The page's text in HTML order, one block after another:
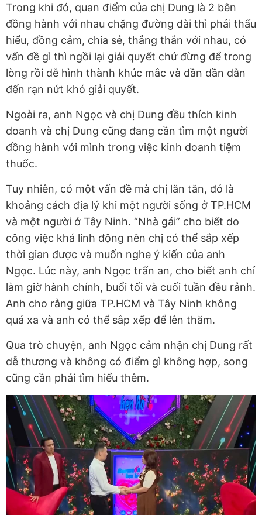
Trong khi đó, quan điểm của chị Dung là 2 bên
đồng hành với nhau chặng đường dài thì phải thấu
hiểu, đồng cảm, chia sẻ, thẳng thắn với nhau, có
vấn đề gì thì ngồi lại giải quyết chứ đừng để trong
lòng rồi dễ hình thành khúc mắc và dần dần dẫn
đến rạn nứt khó giải quyết.
Ngoài ra, anh Ngọc và chị Dung đều thích kinh
doanh và chị Dung cũng đang cần tìm một người
đồng hành với mình trong việc kinh doanh tiệm
thuốc.
Tuy nhiên, có một vấn đề mà chị lăn tăn, đó là
khoảng cách địa lý khi một người sống ở TP.HCM
và một người ở Tây Ninh. “Nhà gái” cho biết do
công việc khá linh động nên chị có thể sắp xếp
thời gian được và muốn nghe ý kiến của anh
Ngọc. Lúc này, anh Ngọc trấn an, cho biết anh chỉ
làm giờ hành chính, buổi tối và cuối tuần đều rảnh.
Anh cho rằng giữa TP.HCM và Tây Ninh không
quá xa và anh có thể sắp xếp để lên thăm.
Qua trò chuyện, anh Ngọc cảm nhận chị Dung rất
dễ thương và không có điểm gì không hợp, song
cũng cần phải tìm hiểu thêm.